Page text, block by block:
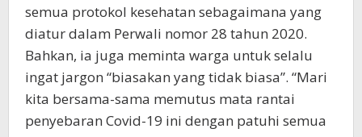
semua protokol kesehatan sebagaimana yang
diatur dalam Perwali nomor 28 tahun 2020.
Bahkan, ia juga meminta warga untuk selalu
ingat jargon “biasakan yang tidak biasa”. “Mari
kita bersama-sama memutus mata rantai
penyebaran Covid-19 ini dengan patuhi semua